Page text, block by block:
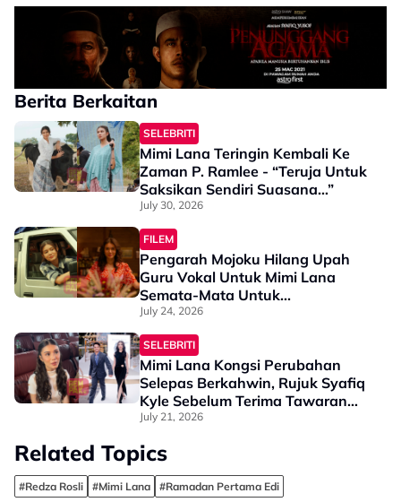
Berita Berkaitan
SELEBRITI
Mimi Lana Teringin Kembali Ke
Zaman P. Ramlee - “Teruja Untuk
Saksikan Sendiri Suasana…”
July 30, 2026
FILEM
Pengarah Mojoku Hilang Upah
Guru Vokal Untuk Mimi Lana
Semata-Mata Untuk...
July 24, 2026
SELEBRITI
Mimi Lana Kongsi Perubahan
Selepas Berkahwin, Rujuk Syafiq
Kyle Sebelum Terima Tawaran
Lakonan - "Apa-Apa Keputusan
July 21, 2026
Related Topics
#Redza Rosli #Mimi Lana #Ramadan Pertama Edi